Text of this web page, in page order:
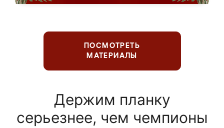
ПОСМОТРЕТЬ
МАТЕРИАЛЫ
Держим планку
серьезнее, чем чемпионы